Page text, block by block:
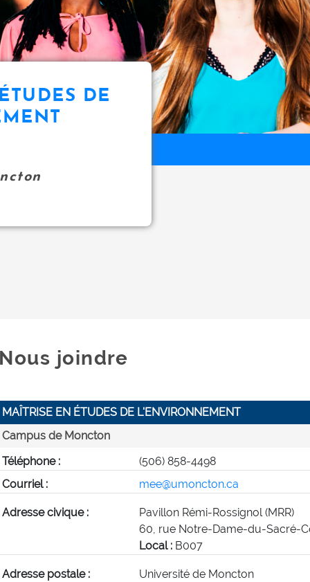
DE
Nous joindre
MAÎTRISE EN ÉTUDES DE L'ENVIRONNEMENT
Campus de Moncton
Téléphone :
(506) 858-4498
Courriel :
mee@umoncton.ca
Adresse civique :
Pavillon Rémi-Rossignol (MRR)
60, rue Notre-Dame-du-Sacré-
Local :B007
Adresse postale :
Université de Moncton
15